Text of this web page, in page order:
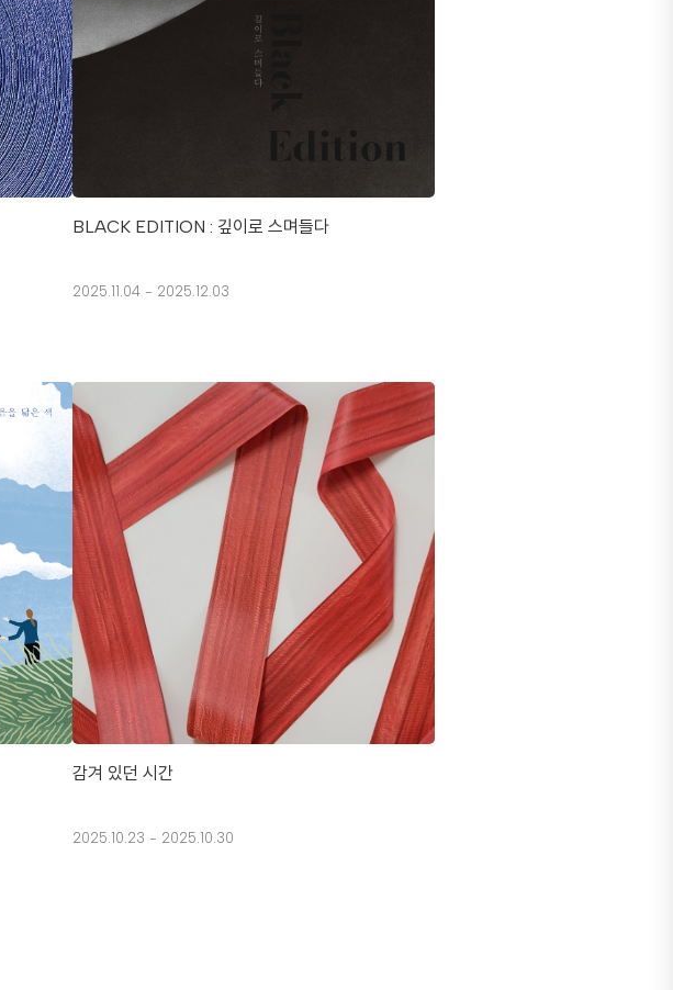
BLACK EDITION : 깊이로 스며들다
2025.11.04 - 2025.12.03
감겨 있던 시간
2025.10.23 - 2025.10.30